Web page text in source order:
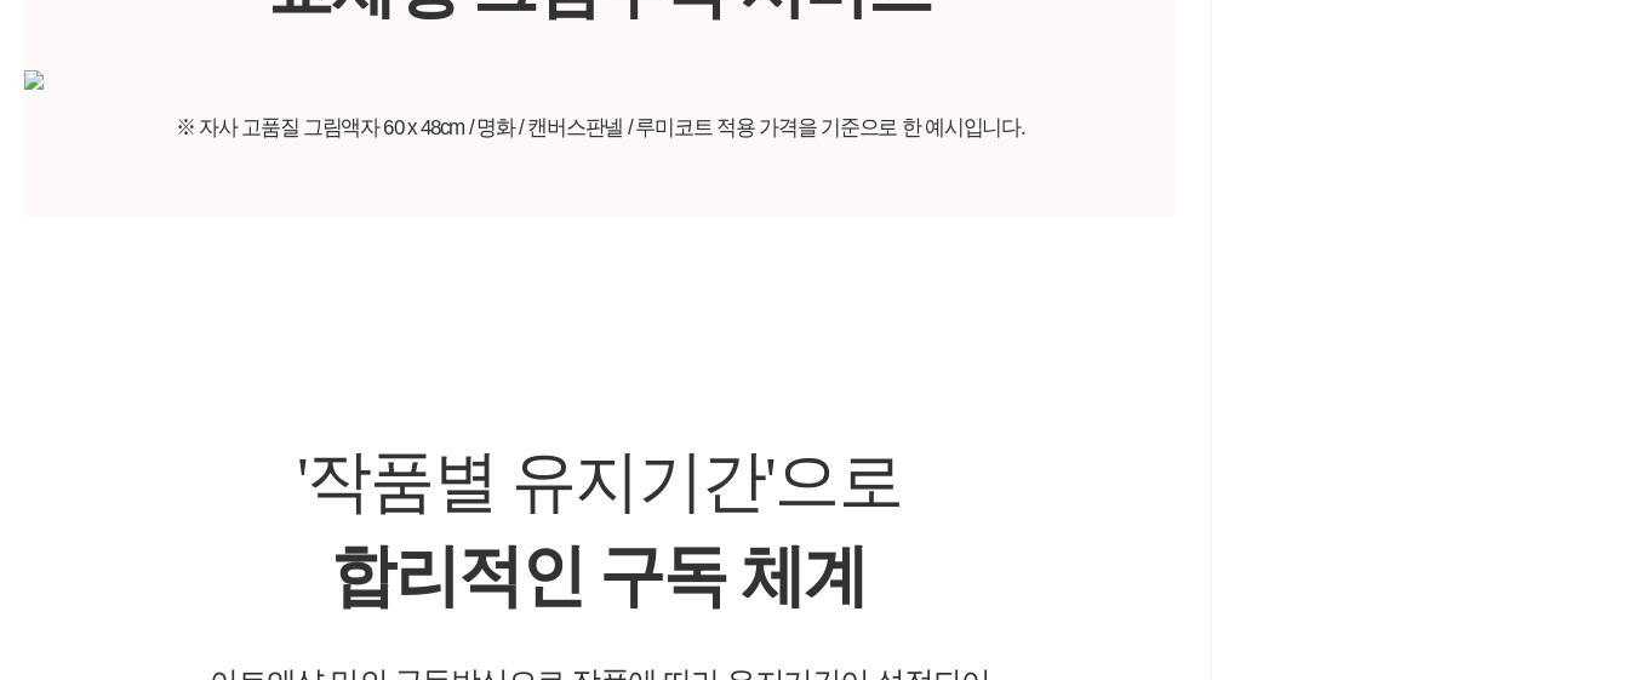
※ 자사 고품질 그림액자 60 x 48cm / 명화 / 캔버스판넬 / 루미코트 적용 가격을 기준으로 한 예시입니다.
'작품별 유지기간'으로
합리적인 구독 체계